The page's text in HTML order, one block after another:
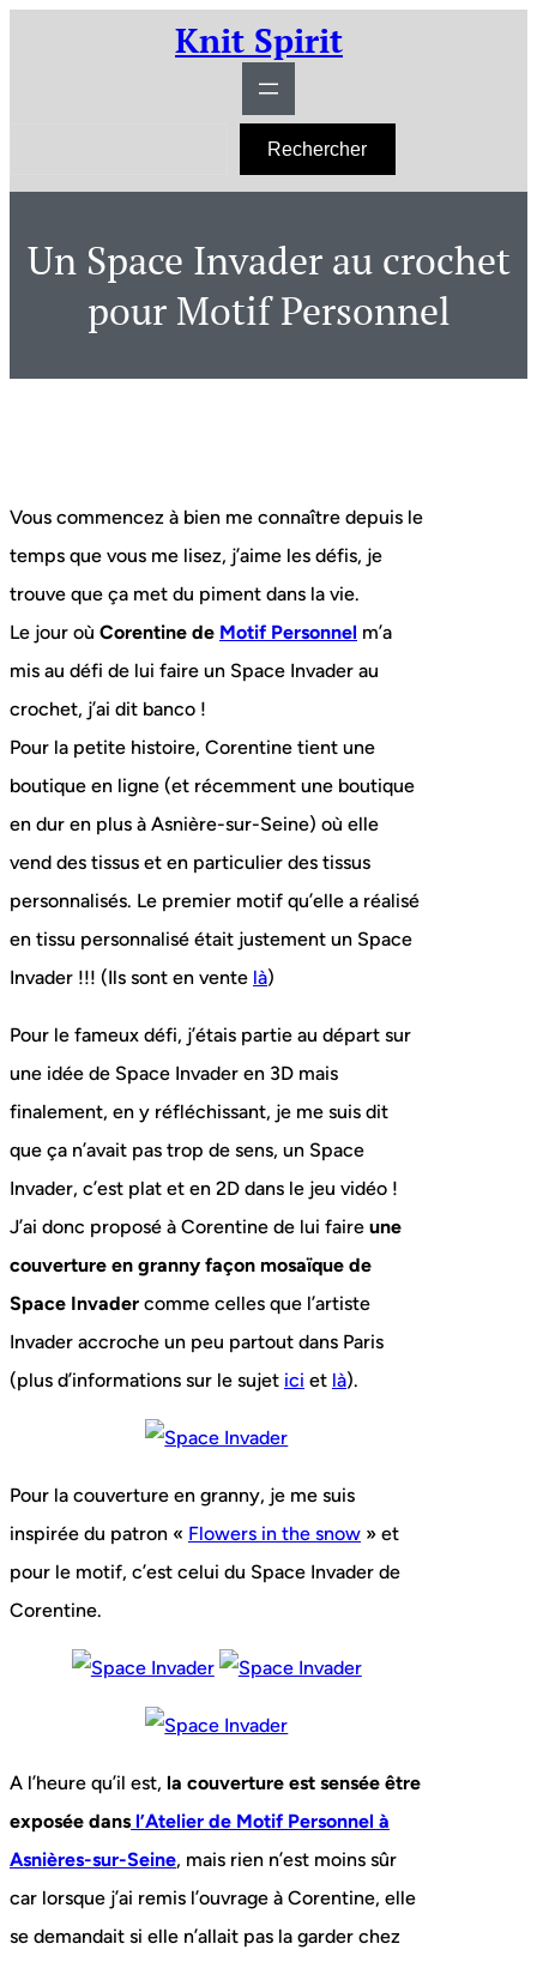
Knit Spirit
h
Rechercher
Un Space Invader au crochet
pour Motif Personnel
Vous commencez à bien me connaître depuis le
temps que vous me lisez, j’aime les défis, je
trouve que ça met du piment dans la vie.
Le jour où Corentine de Motif Personnel m’a
mis au défi de lui faire un Space Invader au
crochet, j’ai dit banco !
Pour la petite histoire, Corentine tient une
boutique en ligne (et récemment une boutique
en dur en plus à Asnière-sur-Seine) où elle
vend des tissus et en particulier des tissus
personnalisés. Le premier motif qu’elle a réalisé
en tissu personnalisé était justement un Space
Invader !!! (Ils sont en vente là)
Pour le fameux défi, j’étais partie au départ sur
une idée de Space Invader en 3D mais
finalement, en y réfléchissant, je me suis dit
que ça n’avait pas trop de sens, un Space
Invader, c’est plat et en 2D dans le jeu vidéo !
J’ai donc proposé à Corentine de lui faire une
couverture en granny façon mosaïque de
Space Invader comme celles que l’artiste
Invader accroche un peu partout dans Paris
(plus d’informations sur le sujet ici et là).
Pour la couverture en granny, je me suis
inspirée du patron « Flowers in the snow » et
pour le motif, c’est celui du Space Invader de
Corentine.
A l’heure qu’il est, la couverture est sensée être
exposée dans l’Atelier de Motif Personnel à
Asnières-sur-Seine, mais rien n’est moins sûr
car lorsque j’ai remis l’ouvrage à Corentine, elle
se demandait si elle n’allait pas la garder chez